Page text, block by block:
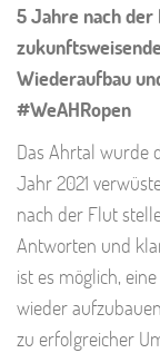
5 Jahre nach der
Wiederaufbau
#WeAHRopen
Das Ahrtal wurde
Jahr 2021
nach der Flut
Antworten und
ist es möglich,
wieder
zu erfolgreicher